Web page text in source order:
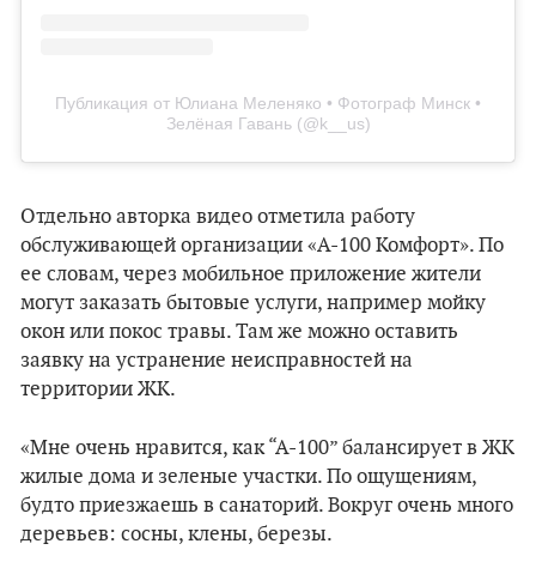
Публикация от Юлиана Меленяко • Фотограф Минск •
Зелёная Гавань (@k__us)
Отдельно авторка видео отметила работу
обслуживающей организации «А-100 Комфорт». По
ее словам, через мобильное приложение жители
могут заказать бытовые услуги, например мойку
окон или покос травы. Там же можно оставить
заявку на устранение неисправностей на
территории ЖК.
«Мне очень нравится, как “А-100” балансирует в ЖК
жилые дома и зеленые участки. По ощущениям,
будто приезжаешь в санаторий. Вокруг очень много
деревьев: сосны, клены, березы.